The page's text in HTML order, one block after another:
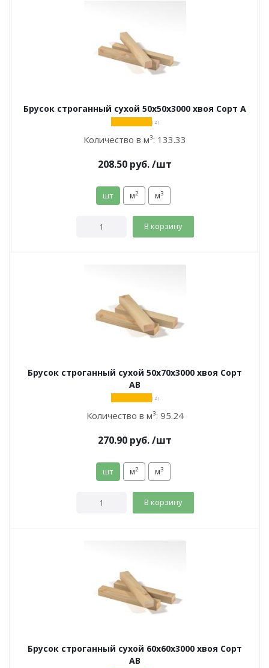
Брусок строганный сухой 50х50х3000 хвоя Сорт А
( 2 )
Количество в м³: 133.33
208.50 руб./шт
шт м2 м3
В корзину
Брусок строганный сухой 50х70х3000 хвоя Сорт
АВ
( 2 )
Количество в м³: 95.24
270.90 руб./шт
шт м2 м3
В корзину
Брусок строганный сухой 60х60х3000 хвоя Сорт
АВ